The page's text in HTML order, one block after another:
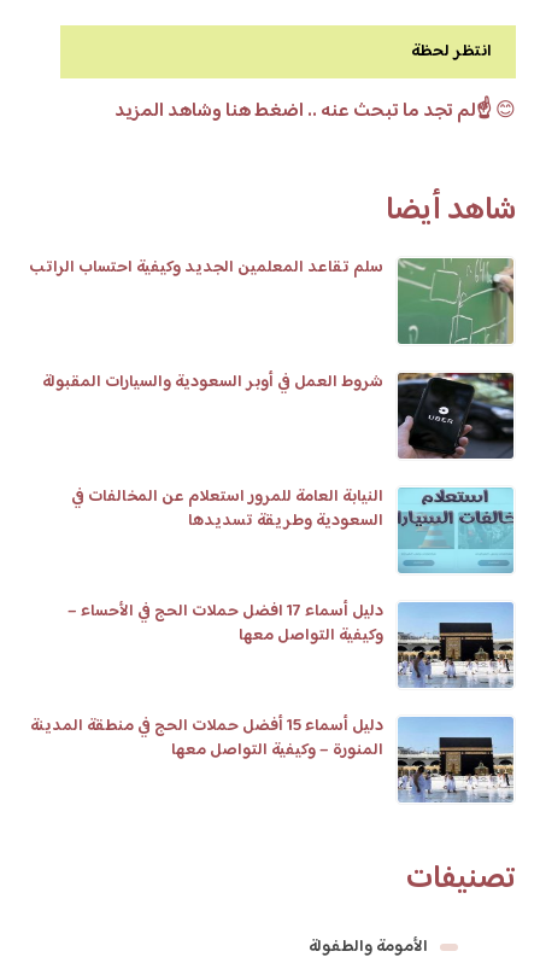
انتظر لحظة
😊☝️لم تجد ما تبحث عنه .. اضغط هنا وشاهد المزيد
شاهد أيضا
سلم تقاعد المعلمين الجديد وكيفية احتساب الراتب
شروط العمل في أوبر السعودية والسيارات المقبولة
النيابة العامة للمرور استعلام عن المخالفات في
السعودية وطريقة تسديدها
دليل أسماء 17 افضل حملات الحج في الأحساء –
وكيفية التواصل معها
دليل أسماء 15 أفضل حملات الحج في منطقة المدينة
المنورة – وكيفية التواصل معها
تصنيفات
الأمومة والطفولة